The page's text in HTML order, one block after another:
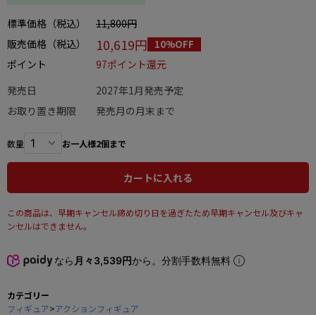
標準価格（税込）
11,800円
販売価格（税込）
10,619円 10%OFF
ポイント
97ポイント還元
発売日
2027年1月発売予定
お取り置き期限
発売月の月末まで
数量 お一人様2個まで
カートに入れる
この商品は、早期キャンセル締め切り日を過ぎたため早期キャンセル及びキャ
ンセルはできません。
なら 月々3,539円から。分割手数料無料
カテゴリー
フィギュア>アクションフィギュア